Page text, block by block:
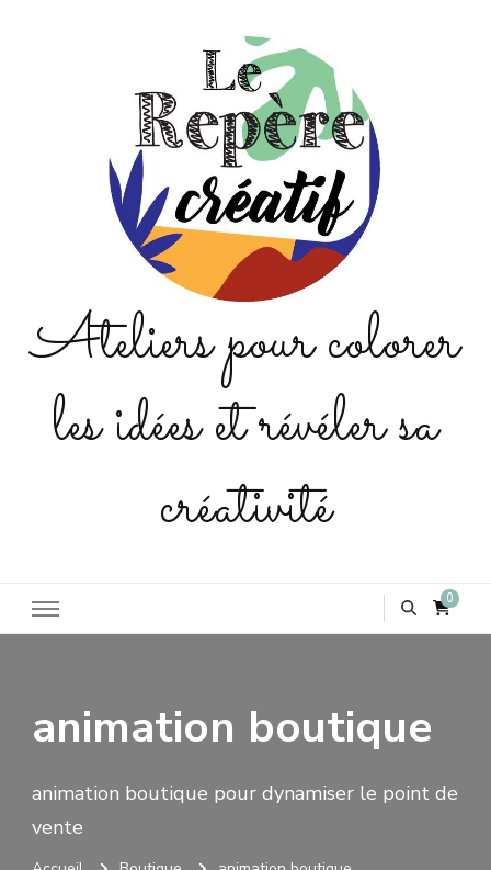
Ateliers pour colorer
les idées et révéler sa
créativité
0
animation boutique
animation boutique pour dynamiser le point de
vente